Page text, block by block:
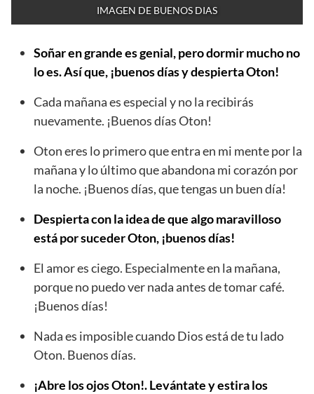
IMAGEN DE BUENOS DIAS
Soñar en grande es genial, pero dormir mucho no
lo es. Así que, ¡buenos días y despierta Oton!
Cada mañana es especial y no la recibirás
nuevamente. ¡Buenos días Oton!
Oton eres lo primero que entra en mi mente por la
mañana y lo último que abandona mi corazón por
la noche. ¡Buenos días, que tengas un buen día!
Despierta con la idea de que algo maravilloso
está por suceder Oton, ¡buenos días!
El amor es ciego. Especialmente en la mañana,
porque no puedo ver nada antes de tomar café.
¡Buenos días!
Nada es imposible cuando Dios está de tu lado
Oton. Buenos días.
¡Abre los ojos Oton!. Levántate y estira los